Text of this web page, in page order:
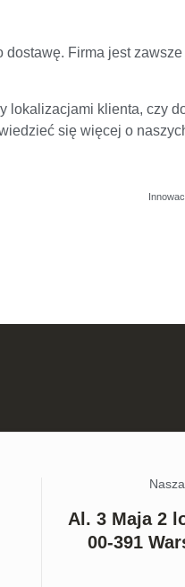
Firma jest
klienta, czy
się więcej o
Al. 3 Maja 2
00-391